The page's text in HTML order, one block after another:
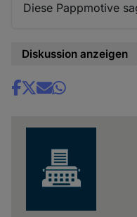
Diese Pappmotive
Diskussion anzeigen
Share